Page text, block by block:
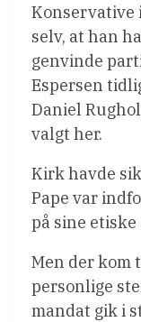
Konservative
selv, at han
genvinde
Espersen
Daniel
valgt her.
Kirk havde
Pape var
på sine
Men der kom
personlige
mandat gik i